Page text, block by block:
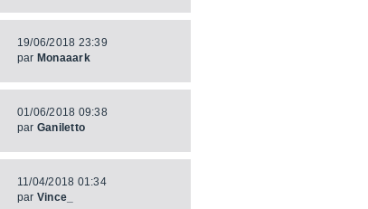
19/06/2018 23:39
par Monaaark
01/06/2018 09:38
par Ganiletto
11/04/2018 01:34
par Vince_